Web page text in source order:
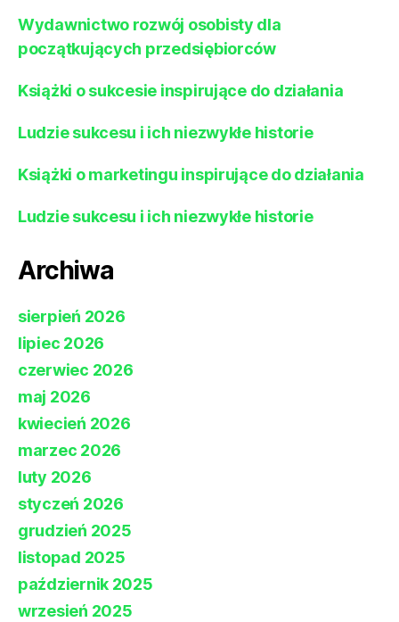
Wydawnictwo rozwój osobisty dla
początkujących przedsiębiorców
Książki o sukcesie inspirujące do działania
Ludzie sukcesu i ich niezwykłe historie
Książki o marketingu inspirujące do działania
Ludzie sukcesu i ich niezwykłe historie
Archiwa
sierpień 2026
lipiec 2026
czerwiec 2026
maj 2026
kwiecień 2026
marzec 2026
luty 2026
styczeń 2026
grudzień 2025
listopad 2025
październik 2025
wrzesień 2025